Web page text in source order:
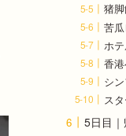
猪
苦
ホ
香
シ
ス
5日目｜